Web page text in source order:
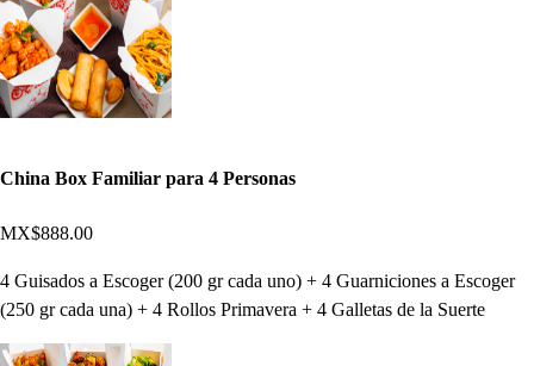
China Box Familiar para 4 Personas
MX$888.00
4 Guisados a Escoger (200 gr cada uno) + 4 Guarniciones a Escoger
(250 gr cada una) + 4 Rollos Primavera + 4 Galletas de la Suerte